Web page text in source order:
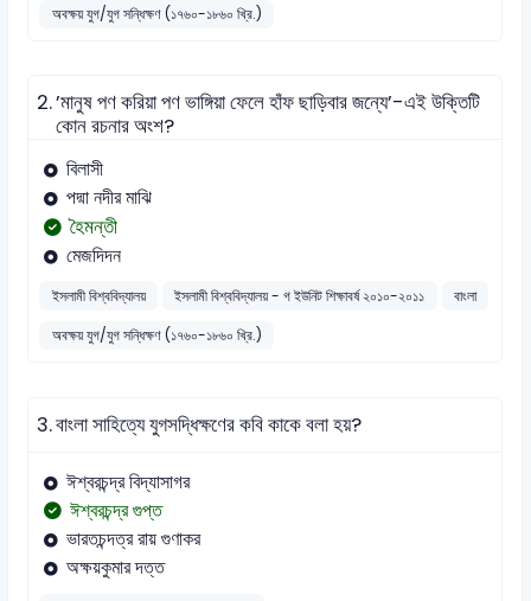
অবক্ষয় যুগ/যুগ সন্ধিক্ষণ (১৭৬০-১৮৬০ খ্রি.)
2.’মানুষ পণ করিয়া পণ ভাঙ্গিয়া ফেলে হাঁফ ছাড়িবার জন্যে’-এই উক্তিটি
কোন রচনার অংশ?
বিলাসী
পদ্মা নদীর মাঝি
হৈমন্তী
মেজদিদন
ইসলামী বিশ্ববিদ্যালয় ইসলামী বিশ্ববিদ্যালয় - গ ইউনিট শিক্ষাবর্ষ ২০১০-২০১১
বাংলা
অবক্ষয় যুগ/যুগ সন্ধিক্ষণ (১৭৬০-১৮৬০ খ্রি.)
3.বাংলা সাহিত্যে যুগসদ্ধিক্ষণের কবি কাকে বলা হয়?
ঈশ্বরচন্দ্র বিদ্যাসাগর
ঈশ্বরচন্দ্র গুপ্ত
ভারতচন্দত্র রায় গুণাকর
অক্ষয়কুমার দত্ত